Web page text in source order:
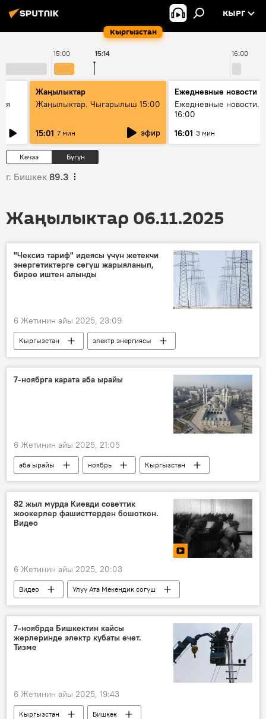
Кыргызстан
КЫРГ
15:00 16:00
15:14
Жаңылыктар
Жаңылыктар. Чыгарылыш 15:00
15:01 7 мин эфир
Ежедневные новости
Ежедневные новости.
16:00
16:01 3 мин
Кечээ Бүгүн
г. Бишкек 89.3
Жаңылыктар 06.11.2025
"Чексиз тариф" идеясы үчүн жетекчи
энергетиктерге сөгүш жарыяланып,
бирөө иштен алынды
6 Жетинин айы 2025, 23:09
Кыргызстан
электр энергиясы
чексиз тариф
жетекчи чара
7-ноябрга карата аба ырайы
6 Жетинин айы 2025, 21:05
аба ырайы ноябрь Кыргызстан
82 жыл мурда Киевди советтик
жоокерлер фашисттерден бошоткон.
Видео
6 Жетинин айы 2025, 20:03
Видео
Улуу Ата Мекендик согуш
Киев
Георгий Жуков
СССР
Украина
Россия Николай Ватутин
7-ноябрда Бишкектин кайсы
жерлеринде электр кубаты өчөт.
Тизме
6 Жетинин айы 2025, 19:43
Кыргызстан
Бишкек